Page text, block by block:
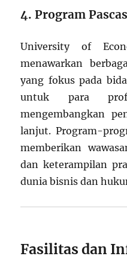
4. Program
University of
menawarkan
yang fokus pada
untuk para
mengembangkan
lanjut. Program-
memberikan
dan keterampilan
dunia bisnis dan
Fasilitas dan